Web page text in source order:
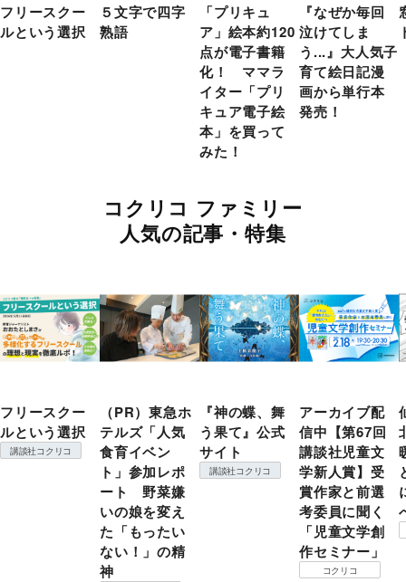
フリースクー
ルという選択
５文字で四字
熟語
「プリキュ
ア」絵本約120
点が電子書籍
化！ ママラ
イター「プリ
キュア電子絵
本」を買って
みた！
『なぜか毎回
泣けてしま
う...』大人気子
育て絵日記漫
画から単行本
発売！
コクリコ ファミリー
人気の記事・特集
フリースクー
ルという選択
講談社コクリコ
（PR）東急ホ
テルズ「人気
食育イベン
ト」参加レポ
ート 野菜嫌
いの娘を変え
た「もったい
ない！」の精
神
『神の蝶、舞
う果て』公式
サイト
講談社コクリコ
アーカイブ配
信中【第67回
講談社児童文
学新人賞】受
賞作家と前選
考委員に聞く
「児童文学創
作セミナー」
コクリコ